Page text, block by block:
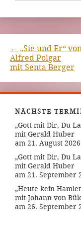
← „Sie und Er“
Alfred Polgar
mit Senta Berger
NÄCHSTE
„Gott mit Dir, Du
mit Gerald Huber
am 21. August
„Gott mit Dir, Du
mit Gerald Huber
am 21. September
„Heute kein
mit Johann von
am 26. September